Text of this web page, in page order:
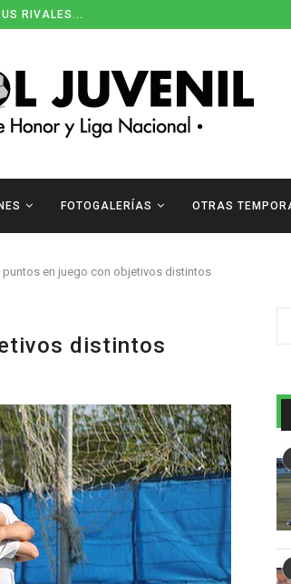
RIVALES...
FOTOGALERÍAS OTRAS
puntos en juego con objetivos distintos
distintos